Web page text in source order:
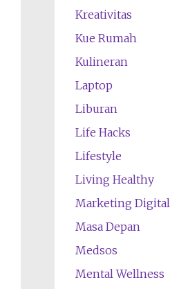
Kreativitas
Kue Rumah
Kulineran
Laptop
Liburan
Life Hacks
Lifestyle
Living Healthy
Marketing Digital
Masa Depan
Medsos
Mental Wellness